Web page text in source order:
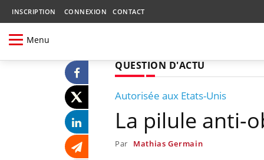
INSCRIPTION CONNEXION CONTACT
Menu
QUESTION D'ACTU
Autorisée aux Etats-Unis
La pilule anti-
Par Mathias Germain